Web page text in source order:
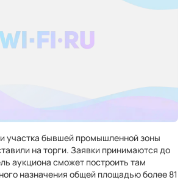
участка бывшей промышленной зоны
на торги. Заявки принимаются до
аукциона сможет построить там
назначения общей площадью более 81